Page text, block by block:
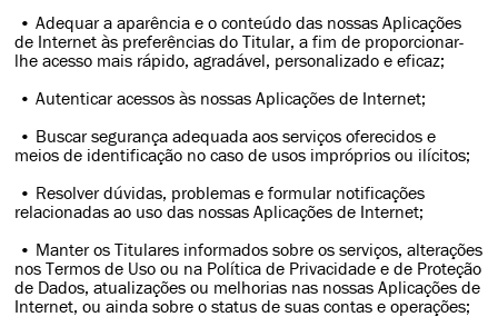
• Adequar a aparência e o conteúdo das nossas Aplicações
de Internet às preferências do Titular, a fim de proporcionar-
lhe acesso mais rápido, agradável, personalizado e eficaz;
• Autenticar acessos às nossas Aplicações de Internet;
• Buscar segurança adequada aos serviços oferecidos e
meios de identificação no caso de usos impróprios ou ilícitos;
• Resolver dúvidas, problemas e formular notificações
relacionadas ao uso das nossas Aplicações de Internet;
• Manter os Titulares informados sobre os serviços, alterações
nos Termos de Uso ou na Política de Privacidade e de Proteção
de Dados, atualizações ou melhorias nas nossas Aplicações de
Internet, ou ainda sobre o status de suas contas e operações;